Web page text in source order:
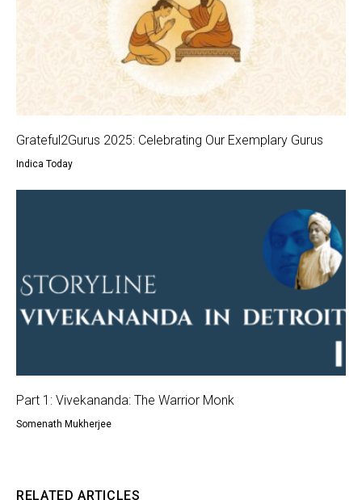
Grateful2Gurus 2025: Celebrating Our Exemplary Gurus
Indica Today
Part 1: Vivekananda: The Warrior Monk
Somenath Mukherjee
RELATED ARTICLES